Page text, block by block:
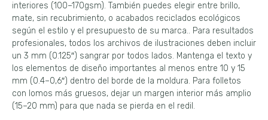
interiores (100–170gsm). También puedes elegir entre brillo,
mate, sin recubrimiento, o acabados reciclados ecológicos
según el estilo y el presupuesto de su marca.. Para resultados
profesionales, todos los archivos de ilustraciones deben incluir
un 3 mm (0.125″) sangrar por todos lados. Mantenga el texto y
los elementos de diseño importantes al menos entre 10 y 15
mm (0.4–0,6″) dentro del borde de la moldura. Para folletos
con lomos más gruesos, dejar un margen interior más amplio
(15–20 mm) para que nada se pierda en el redil.